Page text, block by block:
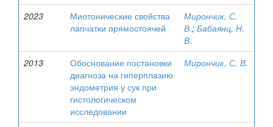
2023
Миотонические свойства
лапчатки прямостоячей
Мирончик, С.
В.; Бабаянц, Н.
В.
2013
Обоснование постановки
диагноза на гиперплазию
эндометрия у сук при
гистологическом
исследовании
Мирончик, С. В.